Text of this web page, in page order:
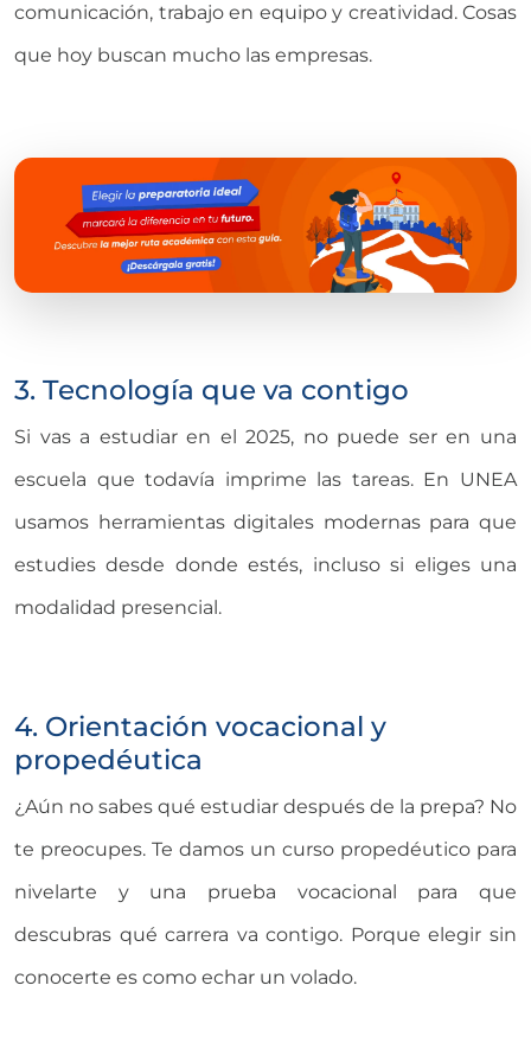
comunicación, trabajo en equipo y creatividad. Cosas
que hoy buscan mucho las empresas.
3. Tecnología que va contigo
Si vas a estudiar en el 2025, no puede ser en una
escuela que todavía imprime las tareas. En UNEA
usamos herramientas digitales modernas para que
estudies desde donde estés, incluso si eliges una
modalidad presencial.
4. Orientación vocacional y
propedéutica
¿Aún no sabes qué estudiar después de la prepa? No
te preocupes. Te damos un curso propedéutico para
nivelarte y una prueba vocacional para que
descubras qué carrera va contigo. Porque elegir sin
conocerte es como echar un volado.